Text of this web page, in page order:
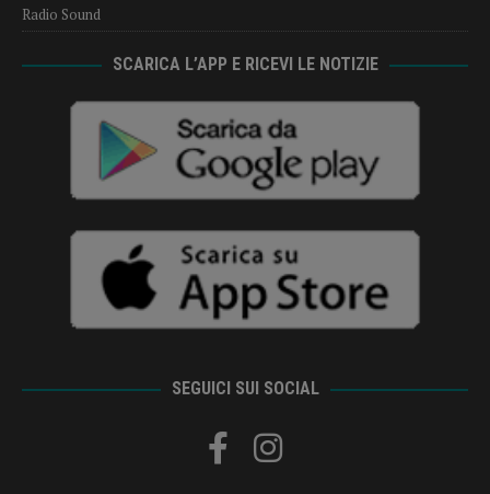
Radio Sound
SCARICA L’APP E RICEVI LE NOTIZIE
SEGUICI SUI SOCIAL